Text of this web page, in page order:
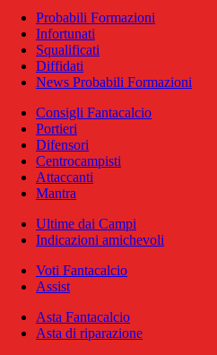
Probabili Formazioni
Infortunati
Squalificati
Diffidati
News Probabili Formazioni
Consigli Fantacalcio
Portieri
Difensori
Centrocampisti
Attaccanti
Mantra
Ultime dai Campi
Indicazioni amichevoli
Voti Fantacalcio
Assist
Asta Fantacalcio
Asta di riparazione